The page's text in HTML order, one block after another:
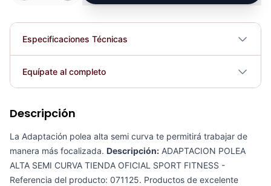
Especificaciones Técnicas
Plegable No
Equípate al completo
COP 119,837.00
Descripción
La Adaptación polea alta semi curva te permitirá trabajar de
manera más focalizada. Descripción: ADAPTACION POLEA
ALTA SEMI CURVA TIENDA OFICIAL SPORT FITNESS -
Referencia del producto: 071125. Productos de excelente